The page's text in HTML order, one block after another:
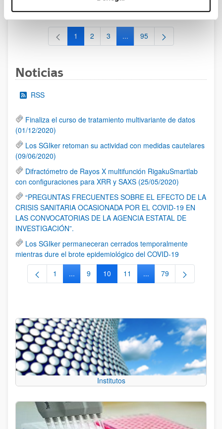
al 30/07/2026 (ambos incluídos)
Página
1 Página
2 Página
3 ...Páginas intermedias Use TAB
Página
95
Noticias
RSS
Finaliza el curso de tratamiento multivariante de datos
(01/12/2020)
Los SGIker retoman su actividad con medidas cautelares
(09/06/2020)
Difractómetro de Rayos X multifunción RigakuSmartlab
con configuraciones para XRR y SAXS (25/05/2020)
“PREGUNTAS FRECUENTES SOBRE EL EFECTO DE LA
CRISIS SANITARIA OCASIONADA POR EL COVID-19 EN
LAS CONVOCATORIAS DE LA AGENCIA ESTATAL DE
INVESTIGACIÓN”.
Los SGIker permaneceran cerrados temporalmente
mientras dure el brote epidemiológico del COVID-19
Página
1 ...Páginas intermedias Use TAB para
Página
9 Página
10 Página
11 ...Páginas intermedias
Página
79
Institutos